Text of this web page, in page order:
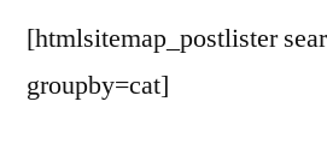
[htmlsitemap_postlister
groupby=cat]